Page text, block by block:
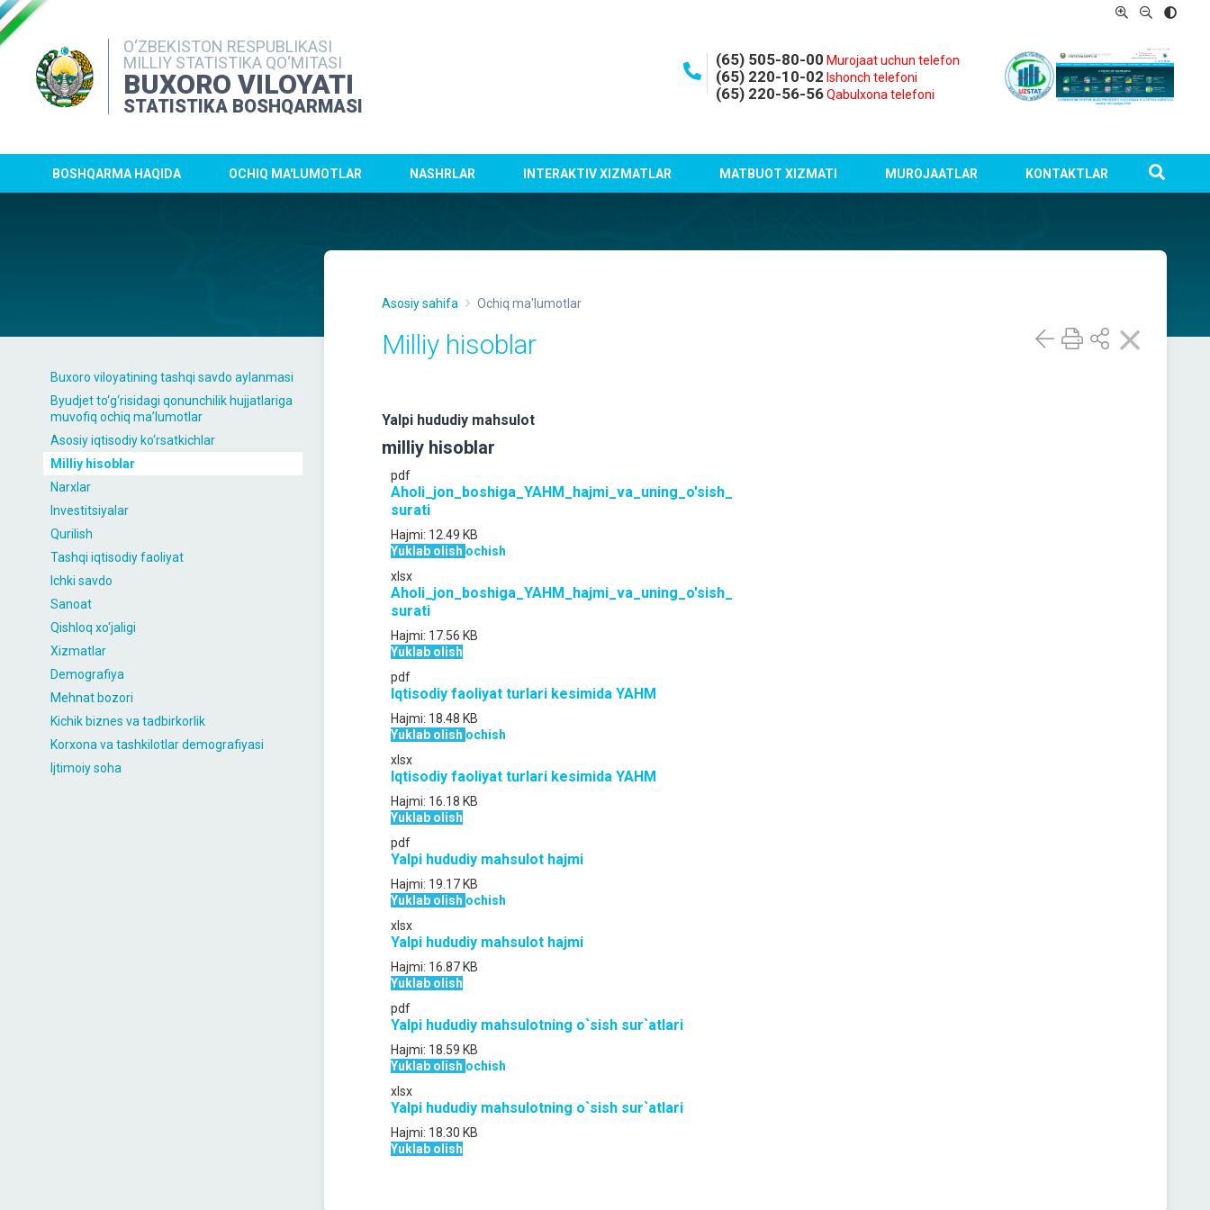
O‘ZBEKISTON RESPUBLIKASI
MILLIY STATISTIKA QO‘MITASI
BUXORO VILOYATI
STATISTIKA BOSHQARMASI
(65) 505-80-00 Murojaat uchun telefon
(65) 220-10-02 Ishonch telefoni
(65) 220-56-56 Qabulxona telefoni
BOSHQARMA HAQIDA OCHIQ MA'LUMOTLAR NASHRLAR INTERAKTIV XIZMATLAR MATBUOT XIZMATI MUROJAATLAR KONTAKTLAR
Buxoro viloyatining tashqi savdo aylanmasi
Byudjet to‘g‘risidagi qonunchilik hujjatlariga
muvofiq ochiq maʼlumotlar
Asosiy iqtisodiy ko‘rsatkichlar
Milliy hisoblar
Narxlar
Investitsiyalar
Qurilish
Tashqi iqtisodiy faoliyat
Ichki savdo
Sanoat
Qishloq xo'jaligi
Xizmatlar
Demografiya
Mehnat bozori
Kichik biznes va tadbirkorlik
Korxona va tashkilotlar demografiyasi
Ijtimoiy soha
Asosiy sahifa Ochiq ma'lumotlar
Milliy hisoblar
Yalpi hududiy mahsulot
milliy hisoblar
pdf
Aholi_jon_boshiga_YAHM_hajmi_va_uning_o'sish_
surati
Hajmi: 12.49 KB
Yuklab olish ochish
xlsx
Aholi_jon_boshiga_YAHM_hajmi_va_uning_o'sish_
surati
Hajmi: 17.56 KB
Yuklab olish
pdf
Iqtisodiy faoliyat turlari kesimida YAHM
Hajmi: 18.48 KB
Yuklab olish ochish
xlsx
Iqtisodiy faoliyat turlari kesimida YAHM
Hajmi: 16.18 KB
Yuklab olish
pdf
Yalpi hududiy mahsulot hajmi
Hajmi: 19.17 KB
Yuklab olish ochish
xlsx
Yalpi hududiy mahsulot hajmi
Hajmi: 16.87 KB
Yuklab olish
pdf
Yalpi hududiy mahsulotning o`sish sur`atlari
Hajmi: 18.59 KB
Yuklab olish ochish
xlsx
Yalpi hududiy mahsulotning o`sish sur`atlari
Hajmi: 18.30 KB
Yuklab olish